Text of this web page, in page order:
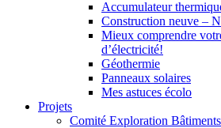
Accumulateur
Construction neuve –
Mieux comprendre
d’électricité!
Géothermie
Panneaux solaires
Mes astuces écolo
Projets
Comité Exploration